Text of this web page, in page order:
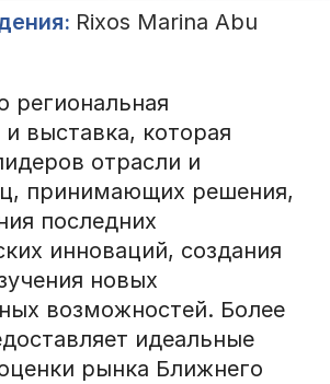
: Rixos Marina Abu
региональная
выставка, которая
отрасли и
принимающих решения,
последних
инноваций, создания
новых
возможностей. Более
идеальные
рынка Ближнего